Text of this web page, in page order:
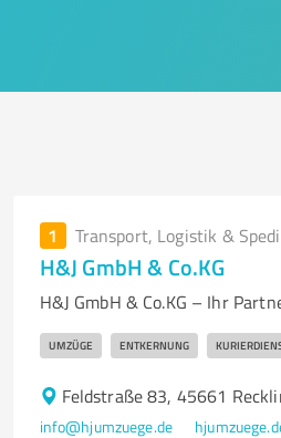
1 Transport, Logistik &
H&J GmbH & Co.KG
H&J GmbH & Co.KG – Ihr
UMZÜGE ENTKERNUNG
Feldstraße 83, 45661
info@hjumzuege.de